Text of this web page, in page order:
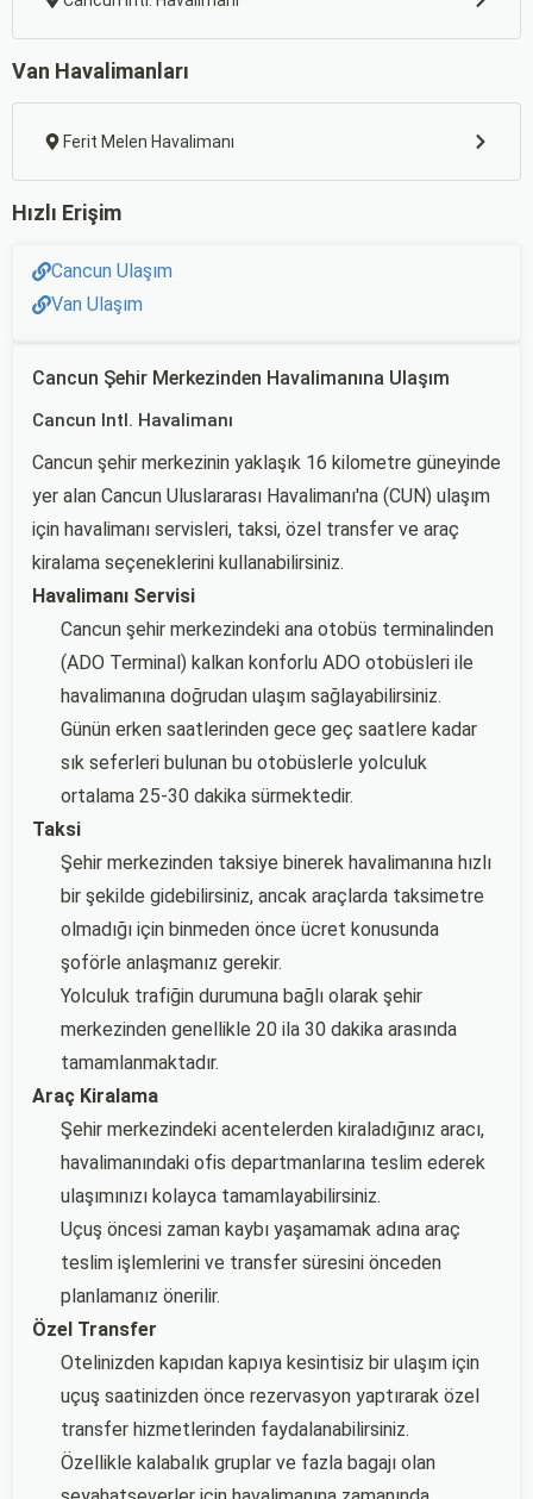
Van Havalimanları
Ferit Melen Havalimanı
Hızlı Erişim
Cancun Ulaşım
Van Ulaşım
Cancun Şehir Merkezinden Havalimanına Ulaşım
Cancun Intl. Havalimanı
Cancun şehir merkezinin yaklaşık 16 kilometre güneyinde
yer alan Cancun Uluslararası Havalimanı'na (CUN) ulaşım
için havalimanı servisleri, taksi, özel transfer ve araç
kiralama seçeneklerini kullanabilirsiniz.
Havalimanı Servisi
Cancun şehir merkezindeki ana otobüs terminalinden
(ADO Terminal) kalkan konforlu ADO otobüsleri ile
havalimanına doğrudan ulaşım sağlayabilirsiniz.
Günün erken saatlerinden gece geç saatlere kadar
sık seferleri bulunan bu otobüslerle yolculuk
ortalama 25-30 dakika sürmektedir.
Taksi
Şehir merkezinden taksiye binerek havalimanına hızlı
bir şekilde gidebilirsiniz, ancak araçlarda taksimetre
olmadığı için binmeden önce ücret konusunda
şoförle anlaşmanız gerekir.
Yolculuk trafiğin durumuna bağlı olarak şehir
merkezinden genellikle 20 ila 30 dakika arasında
tamamlanmaktadır.
Araç Kiralama
Şehir merkezindeki acentelerden kiraladığınız aracı,
havalimanındaki ofis departmanlarına teslim ederek
ulaşımınızı kolayca tamamlayabilirsiniz.
Uçuş öncesi zaman kaybı yaşamamak adına araç
teslim işlemlerini ve transfer süresini önceden
planlamanız önerilir.
Özel Transfer
Otelinizden kapıdan kapıya kesintisiz bir ulaşım için
uçuş saatinizden önce rezervasyon yaptırarak özel
transfer hizmetlerinden faydalanabilirsiniz.
Özellikle kalabalık gruplar ve fazla bagajı olan